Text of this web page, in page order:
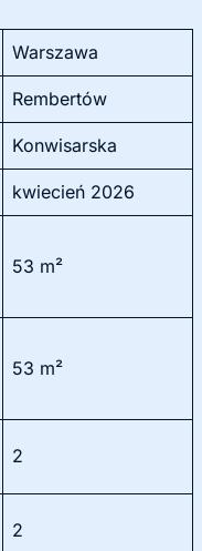
Warszawa
Rembertów
Konwisarska
kwiecień 2026
53 m²
53 m²
2
2